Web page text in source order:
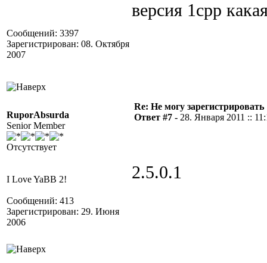
Сообщений: 3397
Зарегистрирован: 08. Октября
2007
версия 1cpp
RuporAbsurda
Senior Member
Отсутствует
I Love YaBB 2!
Сообщений: 413
Зарегистрирован: 29. Июня
2006
Re: Не могу
Ответ #7 - 28. Января 2011 ::
2.5.0.1